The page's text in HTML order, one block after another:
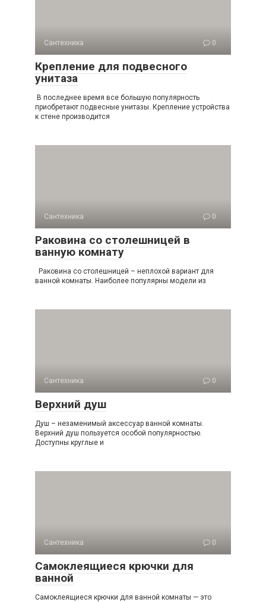
Не в каждой комнате такая ванна поместится:
занимает много площади. Самая маленькая в
диаметре 1,3 м. Для стандартной квартиры не
подойдет, но в частном доме этой проблемы может не
быть.
Подобрать место для овальных изделий легче: они
Снаружи овальная чаша бывает иной формы. Для
установки потребуется специальная ниша: поставить
непосредственно у стены ванну не получится.
Параметры санузла
нарисовать схему размещения сантехники;
определить оптимальные размеры ванны.
Оставляют свободный доступ к другим
Сантехника 0
Крепление для подвесного
унитаза
В последнее время все большую популярность
приобретают подвесные унитазы. Крепление устройства
к стене производится
Сантехника 0
Раковина со столешницей в
ванную комнату
Раковина со столешницей – неплохой вариант для
ванной комнаты. Наиболее популярны модели из
Сантехника 0
Верхний душ
Душ – незаменимый аксессуар ванной комнаты.
Верхний душ пользуется особой популярностью.
Доступны круглые и
Сантехника 0
Самоклеящиеся крючки для
ванной
Самоклеящиеся крючки для ванной комнаты — это